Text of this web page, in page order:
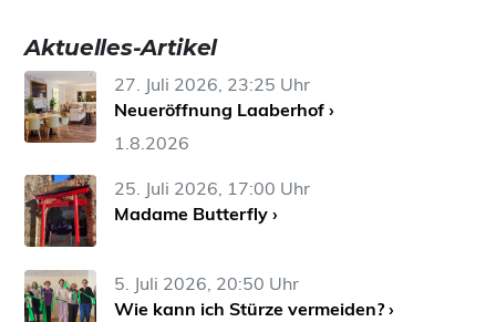
Aktuelles-Artikel
27. Juli 2026, 23:25 Uhr
Neueröffnung Laaberhof ›
1.8.2026
25. Juli 2026, 17:00 Uhr
Madame Butterfly ›
5. Juli 2026, 20:50 Uhr
Wie kann ich Stürze vermeiden? ›